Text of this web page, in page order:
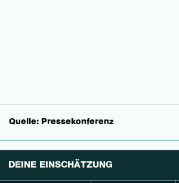
Quelle: Pressekonferenz
DEINE EINSCHÄTZUNG